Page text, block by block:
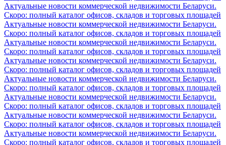
Актуальные новости коммерческой недвижимости Беларуси.
Скоро: полный каталог офисов, складов и торговых площадей
Актуальные новости коммерческой недвижимости Беларуси.
Скоро: полный каталог офисов, складов и торговых площадей
Актуальные новости коммерческой недвижимости Беларуси.
Скоро: полный каталог офисов, складов и торговых площадей
Актуальные новости коммерческой недвижимости Беларуси.
Скоро: полный каталог офисов, складов и торговых площадей
Актуальные новости коммерческой недвижимости Беларуси.
Скоро: полный каталог офисов, складов и торговых площадей
Актуальные новости коммерческой недвижимости Беларуси.
Скоро: полный каталог офисов, складов и торговых площадей
Актуальные новости коммерческой недвижимости Беларуси.
Скоро: полный каталог офисов, складов и торговых площадей
Актуальные новости коммерческой недвижимости Беларуси.
Скоро: полный каталог офисов, складов и торговых площадей